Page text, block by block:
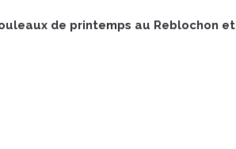
de printemps au Reblochon et